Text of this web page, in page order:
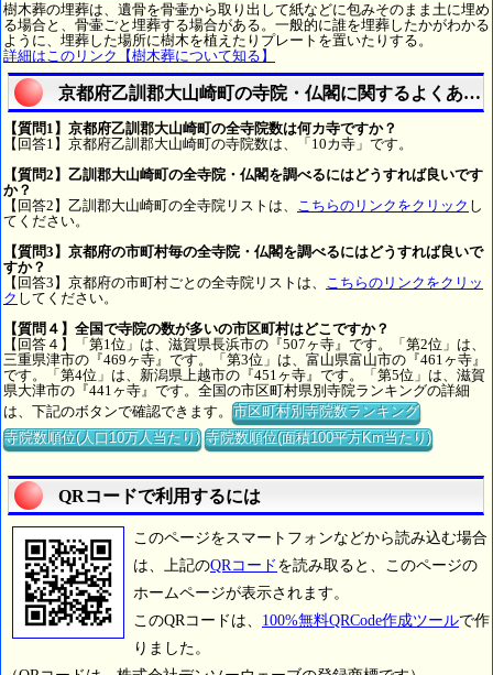
樹木葬の埋葬は、遺骨を骨壷から取り出して紙などに包みそのまま土に埋め
る場合と、骨壷ごと埋葬する場合がある。一般的に誰を埋葬したかがわかる
ように、埋葬した場所に樹木を植えたりプレートを置いたりする。
詳細はこのリンク【樹木葬について知る】
京都府乙訓郡大山崎町の寺院・仏閣に関するよくある
【質問1】京都府乙訓郡大山崎町の全寺院数は何カ寺ですか？
【回答1】京都府乙訓郡大山崎町の寺院数は、「10カ寺」です。
【質問2】乙訓郡大山崎町の全寺院・仏閣を調べるにはどうすれば良いです
か？
【回答2】乙訓郡大山崎町の全寺院リストは、 こちらのリンクをクリック し
てください。
【質問3】京都府の市町村毎の全寺院・仏閣を調べるにはどうすれば良いで
すか？
【回答3】京都府の市町村ごとの全寺院リストは、 こちらのリンクをクリッ
ク してください。
【質問４】全国で寺院の数が多いの市区町村はどこですか？
【回答４】「第1位」は、滋賀県長浜市の『507ヶ寺』です。「第2位」は、
三重県津市の『469ヶ寺』です。「第3位」は、富山県富山市の『461ヶ寺』
です。「第4位」は、新潟県上越市の『451ヶ寺』です。「第5位」は、滋賀
県大津市の『441ヶ寺』です。全国の市区町村県別寺院ランキングの詳細
は、下記のボタンで確認できます。市区町村別寺院数ランキング
寺院数順位(人口10万人当たり) 寺院数順位(面積100平方Km当たり)
QRコードで利用するには
このページをスマートフォンなどから読み込む場合
は、上記のQRコード を読み取ると、このページの
ホームページが表示されます。
このQRコードは、 100%無料QRCode作成ツールで作
りました。